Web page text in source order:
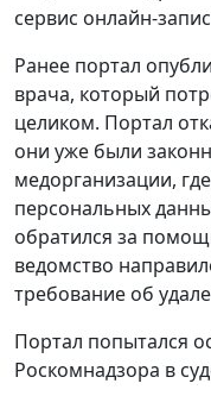
сервис онлайн-
Ранее портал
врача, который
целиком. Портал
они уже были
медорганизации,
персональных
обратился за
ведомство
требование об
Портал попытался
Роскомнадзора в